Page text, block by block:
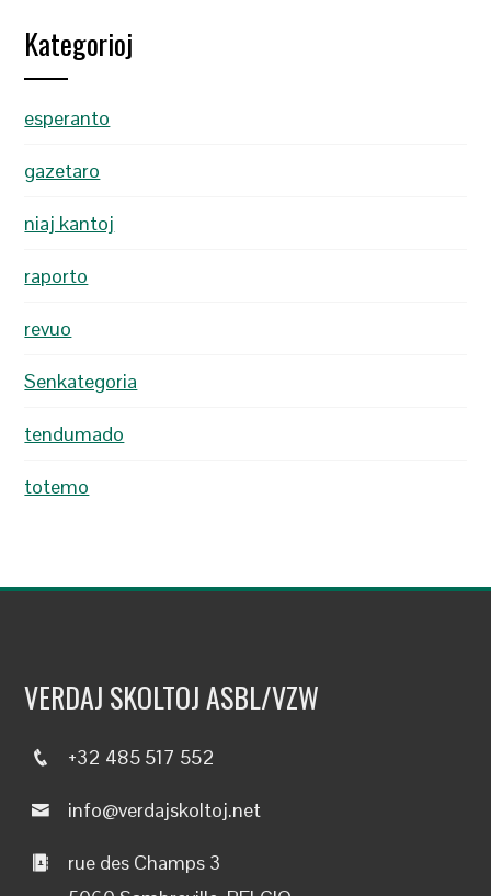
Kategorioj
esperanto
gazetaro
niaj kantoj
raporto
revuo
Senkategoria
tendumado
totemo
VERDAJ SKOLTOJ ASBL/VZW
+32 485 517 552
info@verdajskoltoj.net
rue des Champs 3